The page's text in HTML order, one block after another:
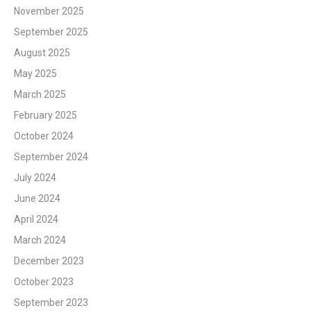
November 2025
September 2025
August 2025
May 2025
March 2025
February 2025
October 2024
September 2024
July 2024
June 2024
April 2024
March 2024
December 2023
October 2023
September 2023